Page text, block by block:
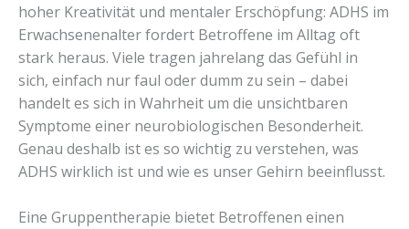
hoher Kreativität und mentaler Erschöpfung: ADHS im
Erwachsenenalter fordert Betroffene im Alltag oft
stark heraus. Viele tragen jahrelang das Gefühl in
sich, einfach nur faul oder dumm zu sein – dabei
handelt es sich in Wahrheit um die unsichtbaren
Symptome einer neurobiologischen Besonderheit.
Genau deshalb ist es so wichtig zu verstehen, was
ADHS wirklich ist und wie es unser Gehirn beeinflusst.
Eine Gruppentherapie bietet Betroffenen einen